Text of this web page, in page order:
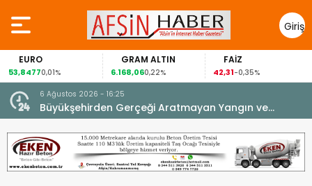
Giriş
Yap
EURO
0,01%
GRAM ALTIN
6.168,060,22%
FAİZ
42,31-0,35%
6 Ağustos 2026 - 16:25
Büyükşehirden Gerçeği Aratmayan Yangın ve
Kurtarma Tatbikatı.